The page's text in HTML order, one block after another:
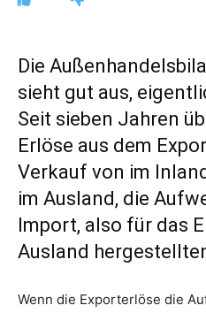
Die
sieht gut aus,
Seit sieben Jahren
Erlöse aus dem
Verkauf von im
im Ausland, die
Import, also für das
Ausland
Wenn die Exporterlöse die